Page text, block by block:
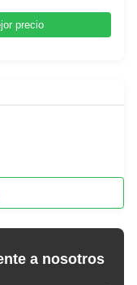
de alta velocidad
precio
a nosotros